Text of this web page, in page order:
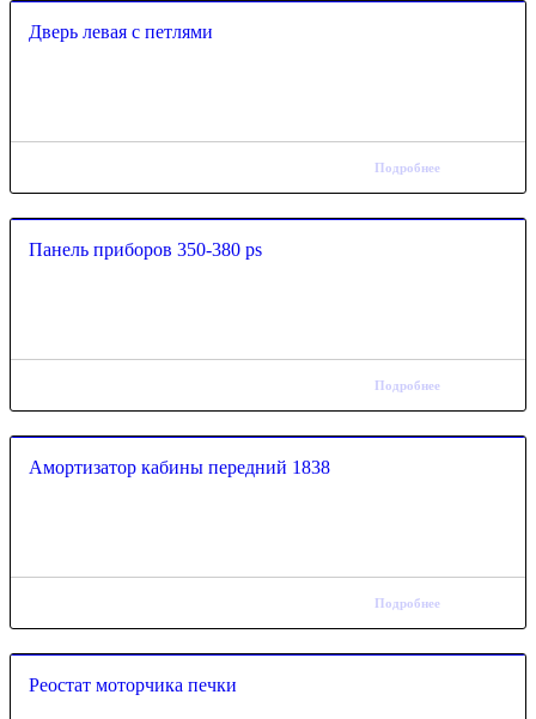
Дверь левая с петлями
Подробнее
Панель приборов 350-380 ps
Подробнее
Амортизатор кабины передний 1838
Подробнее
Реостат моторчика печки